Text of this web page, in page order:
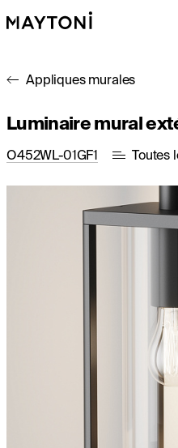
Appliques murales
Luminaire mural
O452WL-01GF1 Toutes